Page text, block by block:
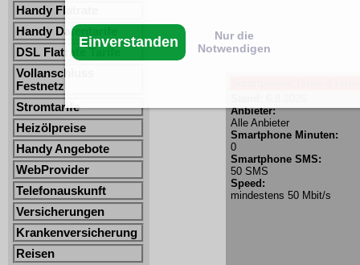
Handy Flatrate
Handy Datentarife
DSL Flatrate Tarife
Vollanschluss
Festnetz
Stromtarife
Heizölpreise
Handy Angebote
WebProvider
Telefonauskunft
Versicherungen
Krankenversicherung
Reisen
Anbieter:
Alle Anbieter
Smartphone Minuten:
0
Smartphone SMS:
50 SMS
Speed:
mindestens 50 Mbit/s
Einverstanden
Nur die
Notwendigen